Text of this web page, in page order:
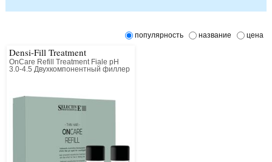
популярность название цена
Densi-Fill Treatment
OnCare Refill Treatment Fiale pH
3.0-4.5 Двухкомпонентный филлер